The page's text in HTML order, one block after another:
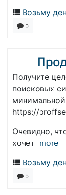
Возьму
0
Получите
поисковых
https://
Очевидно,
хочет more
Возьму
0